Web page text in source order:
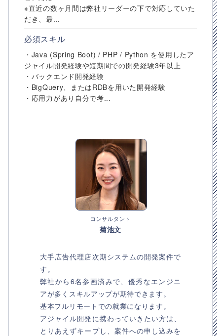
※直近の数ヶ月間は弊社リーダーの下で対応していた
だき、最...
必須スキル
・Java (Spring Boot) / PHP / Python を使用したア
ジャイル開発経験や短期間での開発経験3年以上
・バックエンド開発経験
・BigQuery、またはRDBを用いた開発経験
・応用力があり自分で考...
コンサルタント
菊池文
大手広告代理店次期システムの開発案件で
す。
弊社から6名参画済みで、優秀なエンジニ
アが多くスキルアップが期待できます。
基本フルリモートでの就業になります。
アジャイル開発に携わっていきたい方は、
とりあえずキープし、案件への申し込みを